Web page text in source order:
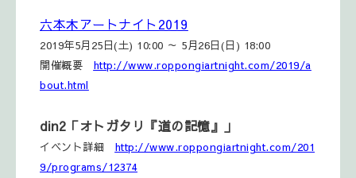
六本木アートナイト2019
2019年5月25日(土) 10:00 ～ 5月26日(日) 18:00
開催概要 http://www.roppongiartnight.com/2019/a
bout.html
din2「オトガタリ『道の記憶』」
イベント詳細 http://www.roppongiartnight.com/201
9/programs/12374